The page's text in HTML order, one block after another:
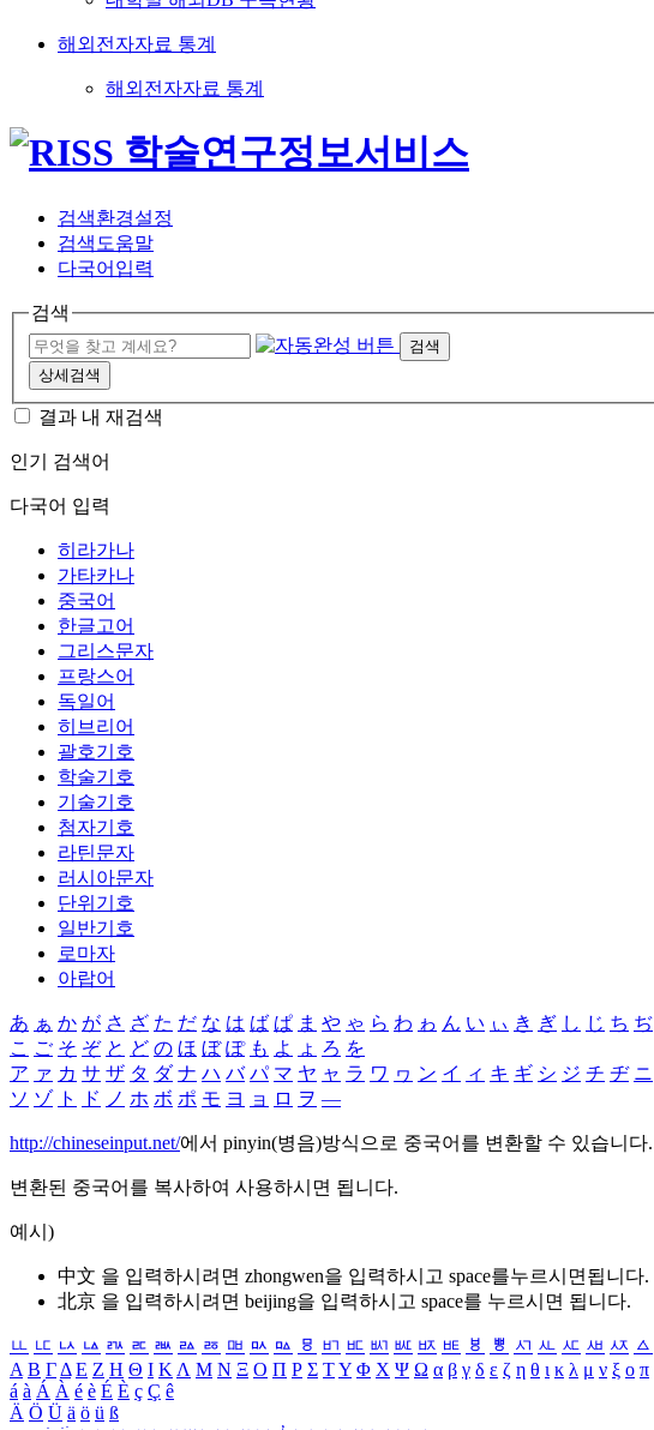
해외전자자료 통계
해외전자자료 통계
검색환경설정
검색도움말
다국어입력
검색
검색
상세검색
결과 내 재검색
인기 검색어
다국어 입력
히라가나
가타카나
중국어
한글고어
그리스문자
프랑스어
독일어
히브리어
괄호기호
학술기호
기술기호
첨자기호
라틴문자
러시아문자
단위기호
일반기호
로마자
아랍어
あ ぁ か が さ ざ た だ な は ば ぱ ま や ゃ ら わ ゎ ん い ぃ き ぎ し じ ち ぢ
こ ご そ ぞ と ど の ほ ぼ ぽ も よ ょ ろ を
ア ァ カ サ ザ タ ダ ナ ハ バ パ マ ヤ ャ ラ ワ ヮ ン イ ィ キ ギ シ ジ チ ヂ ニ
ソ ゾ ト ド ノ ホ ボ ポ モ ヨ ョ ロ ヲ ―
http://chineseinput.net/에서 pinyin(병음)방식으로 중국어를 변환할 수 있습니다.
변환된 중국어를 복사하여 사용하시면 됩니다.
예시)
中文 을 입력하시려면 zhongwen을 입력하시고 space를누르시면됩니다.
北京 을 입력하시려면 beijing을 입력하시고 space를 누르시면 됩니다.
ㅥ ㅦ ㅧ ㅨ ㅩ ㅪ ㅫ ㅬ ㅭ ㅮ ㅯ ㅰ ㅱ ㅲ ㅳ ㅴ ㅵ ㅶ ㅷ ㅸ ㅹ ㅺ ㅻ ㅼ ㅽ ㅾ ㅿ
Α Β ΓΔ Ε Ζ Η Θ Ι ΚΛ Μ Ν Ξ Ο Π Ρ Σ ΤΥ Φ Χ Ψ Ω α β γ δ ε ζ η θ ι κ λ μ ν ξ ο π
á à Á À é è É È ç Ç ê
Ä Ö Ü ä ö ü ß